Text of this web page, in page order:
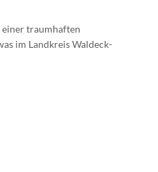
traumhaften
im Landkreis Waldeck-